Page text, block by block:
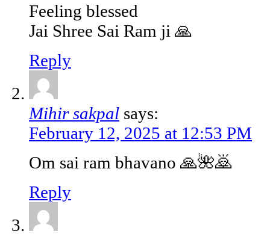
Feeling blessed
Jai Shree Sai Ram ji 🙏
Reply
Mihir sakpal says:
February 12, 2025 at 12:53 PM
Om sai ram bhavano 🙏🌺🙇
Reply